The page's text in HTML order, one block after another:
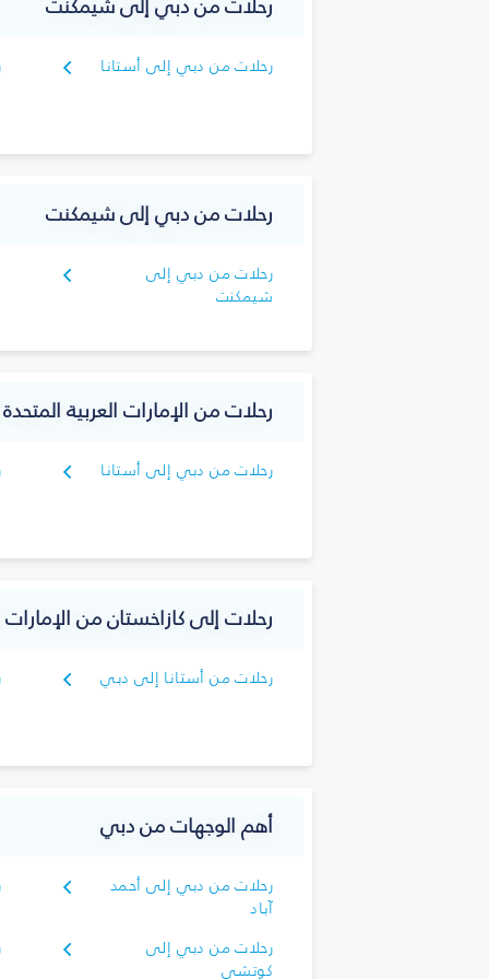
رحلات من دبي إلى شيمكنت
رحلات من دبي إلى أستانا
رحلات من دبي إلى شيمكنت
رحلات من دبي إلى
شيمكنت
رحلات من الإمارات العربية
رحلات من دبي إلى أستانا
رحلات إلى كازاخستان من الإمارات
رحلات من أستانا إلى دبي
أهم الوجهات من دبي
رحلات من دبي إلى أحمد
آباد
رحلات من دبي إلى
كوتشي